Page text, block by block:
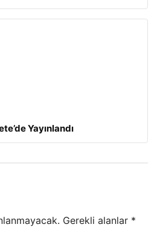
Yayınlandı
Gerekli alanlar *